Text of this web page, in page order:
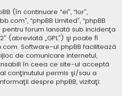
(în continuare “ei”, “lor”,
“phpBB Limited”, “phpBB
forum lansată sub incidenţa
” (abreviată „GPL”) şi poate fi
. Software-ul phpBB facilitează
de comunicare internetul,
în ceea ce site-ul acceptă
conţinutului permis şi/sau a
despre phpBB, vizitaţi: